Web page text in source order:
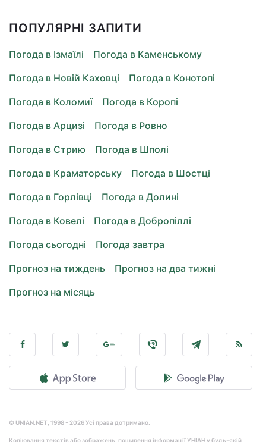
ПОПУЛЯРНІ ЗАПИТИ
Погода в Ізмаїлі
Погода в Каменському
Погода в Новій Каховці
Погода в Конотопі
Погода в Коломиї
Погода в Коропі
Погода в Арцизі
Погода в Ровно
Погода в Стрию
Погода в Шполі
Погода в Краматорську
Погода в Шостці
Погода в Горлівці
Погода в Долині
Погода в Ковелі
Погода в Добропіллі
Погода сьогодні
Погода завтра
Прогноз на тиждень
Прогноз на два тижні
Прогноз на місяць
© UNIAN.NET, 1998 - 2026 Усі права дотримано.
Копіювання текстів або зображень, поширення інформації УНІАН у будь-якій